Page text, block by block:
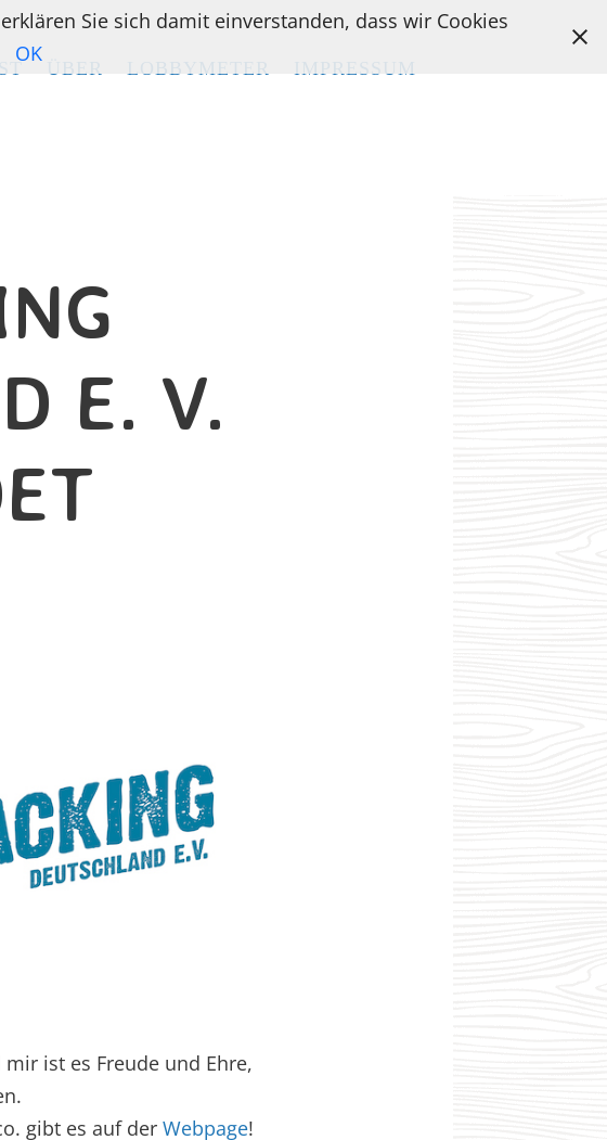
ÜBER LOBBYMETER IMPRESSUM
ÜBER LOBBYMETER IMPRESSUM
E. V.
ist es Freude und Ehre,
gibt es auf der Webpage!
Sie sich damit einverstanden, dass wir Cookies
OK